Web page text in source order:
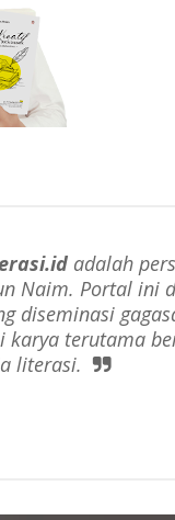
adalah
Naim. Portal ini
diseminasi
karya terutama
literasi.